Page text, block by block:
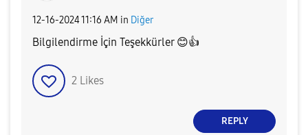
‎12-16-202411:16 AM in Diğer
Bilgilendirme İçin Teşekkürler 😊👍
2 Likes
REPLY